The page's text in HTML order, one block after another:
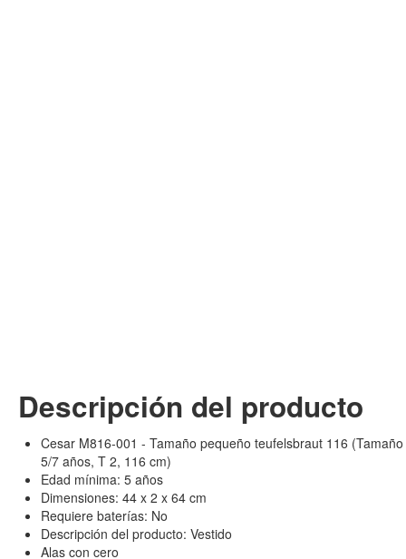
Descripción del producto
Cesar M816-001 - Tamaño pequeño teufelsbraut 116
5/7 años, T 2, 116 cm)
Edad mínima: 5 años
Dimensiones: 44 x 2 x 64 cm
Requiere baterías: No
Descripción del producto: Vestido
Alas con cero